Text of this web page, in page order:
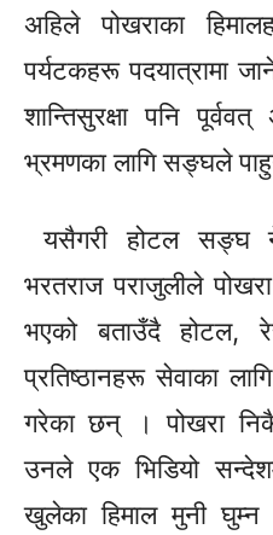
अहिले पोखराका
पर्यटकहरू पदयात्रामा
शान्तिसुरक्षा पनि
भ्रमणका लागि सङ्घले
यसैगरी होटल सङ्घ
भरतराज पराजुलीले
भएको बताउँदै होटल,
प्रतिष्ठानहरूसेवाका
गरेका छन् । पोखरा
उनले एक भिडियो
खुलेका हिमाल मुनी